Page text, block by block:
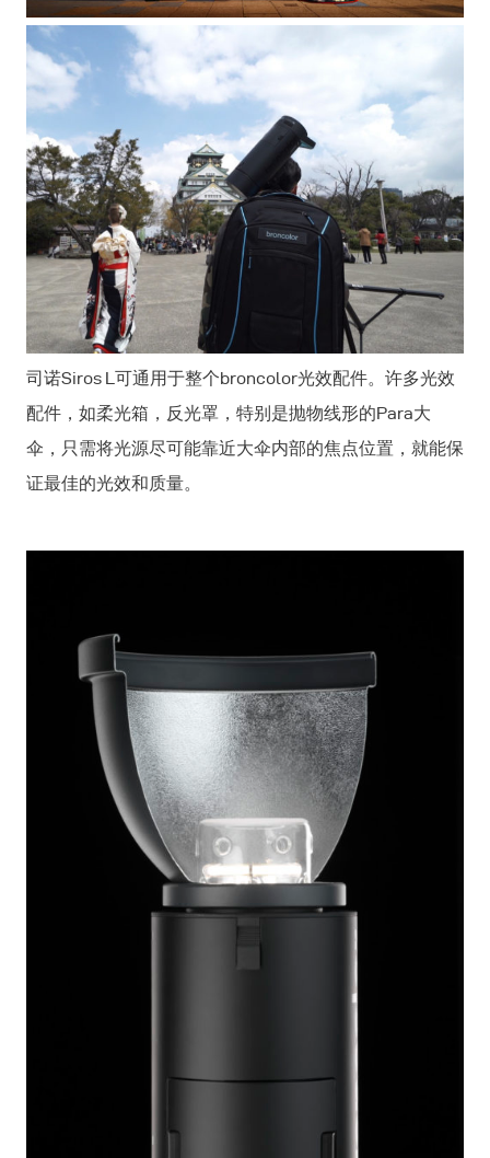
司诺Siros L可通用于整个broncolor光效配件。许多光效
配件，如柔光箱，反光罩，特别是抛物线形的Para大
伞，只需将光源尽可能靠近大伞内部的焦点位置，就能保
证最佳的光效和质量。